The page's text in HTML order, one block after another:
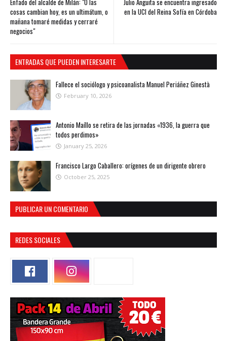
Julio Anguita se encuentra ingresado
en la UCI del Reina Sofía en Córdoba
Enfado del alcalde de Milán: "O las
cosas cambian hoy, es un ultimátum, o
mañana tomaré medidas y cerraré
negocios"
ENTRADAS QUE PUEDEN INTERESARTE
Fallece el sociólogo y psicoanalista Manuel Periáñez Ginestà
February 10, 2026
Antonio Maíllo se retira de las jornadas «1936, la guerra que
todos perdimos»
January 25, 2026
Francisco Largo Caballero: orígenes de un dirigente obrero
October 25, 2025
PUBLICAR UN COMENTARIO
REDES SOCIALES